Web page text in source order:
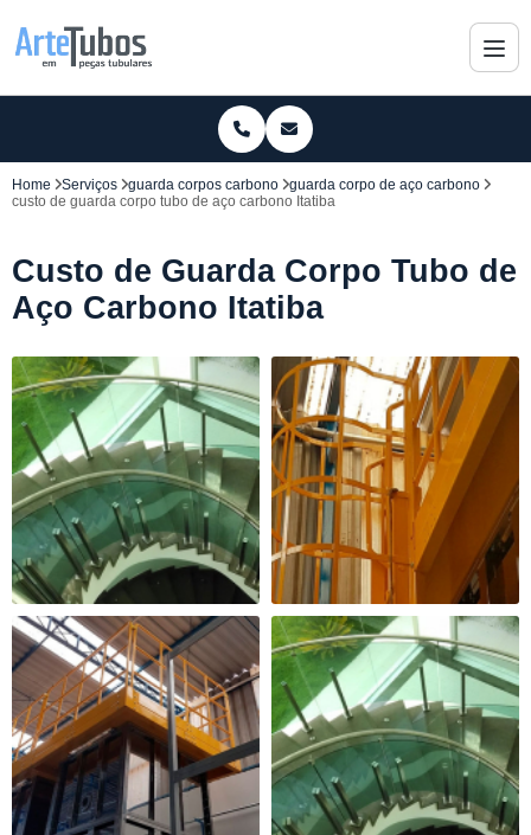
Home Serviços guarda corpos carbono
guarda corpo de aço carbono
custo de guarda corpo tubo de aço carbono Itatiba
Custo de Guarda Corpo Tubo de
Aço Carbono Itatiba